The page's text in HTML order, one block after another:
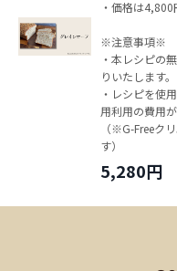
・価格は4,800
※注意事項※
・本レシピの
りいたします。
・レシピを使
用利用の費用が
（※G-Freeク
す）
5,280円